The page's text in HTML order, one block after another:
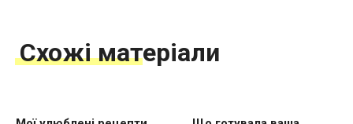
Схожі матеріали